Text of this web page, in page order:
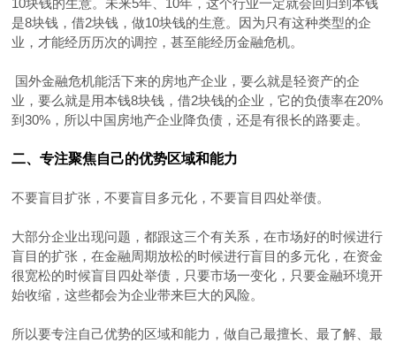
是8块钱，借2块钱，做10块钱的生意。因为只有这种类型的企
业，才能经历历次的调控，甚至能经历金融危机。
国外金融危机能活下来的房地产企业，要么就是轻资产的企
业，要么就是用本钱8块钱，借2块钱的企业，它的负债率在20%
到30%，所以中国房地产企业降负债，还是有很长的路要走。
二、专注聚焦自己的优势区域和能力
不要盲目扩张，不要盲目多元化，不要盲目四处举债。
大部分企业出现问题，都跟这三个有关系，在市场好的时候进行
盲目的扩张，在金融周期放松的时候进行盲目的多元化，在资金
很宽松的时候盲目四处举债，只要市场一变化，只要金融环境开
始收缩，这些都会为企业带来巨大的风险。
所以要专注自己优势的区域和能力，做自己最擅长、最了解、最